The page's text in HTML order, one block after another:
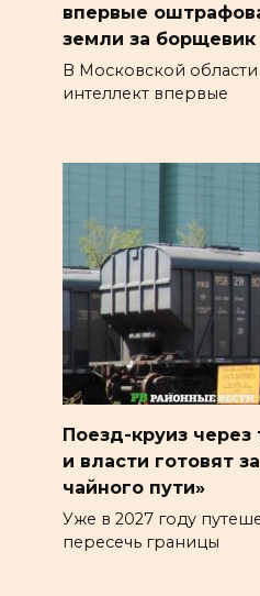
впервые
земли за борщевик
В Московской
интеллект впервые
Поезд-круиз
и власти готовят
чайного пути»
Уже в 2027 году
пересечь границы